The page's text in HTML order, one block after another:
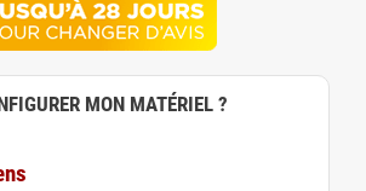
MON MATÉRIEL ?